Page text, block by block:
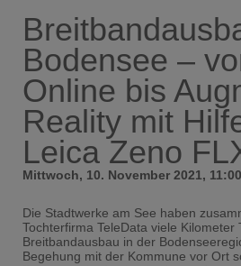
Bodensee –
Online bis
Reality mit
Leica Zeno
Mittwoch, 10. November 2021,
Die Stadtwerke am See haben
Tochterfirma TeleData viele Kilometer
Breitbandausbau in der
Begehung mit der Kommune vor Ort